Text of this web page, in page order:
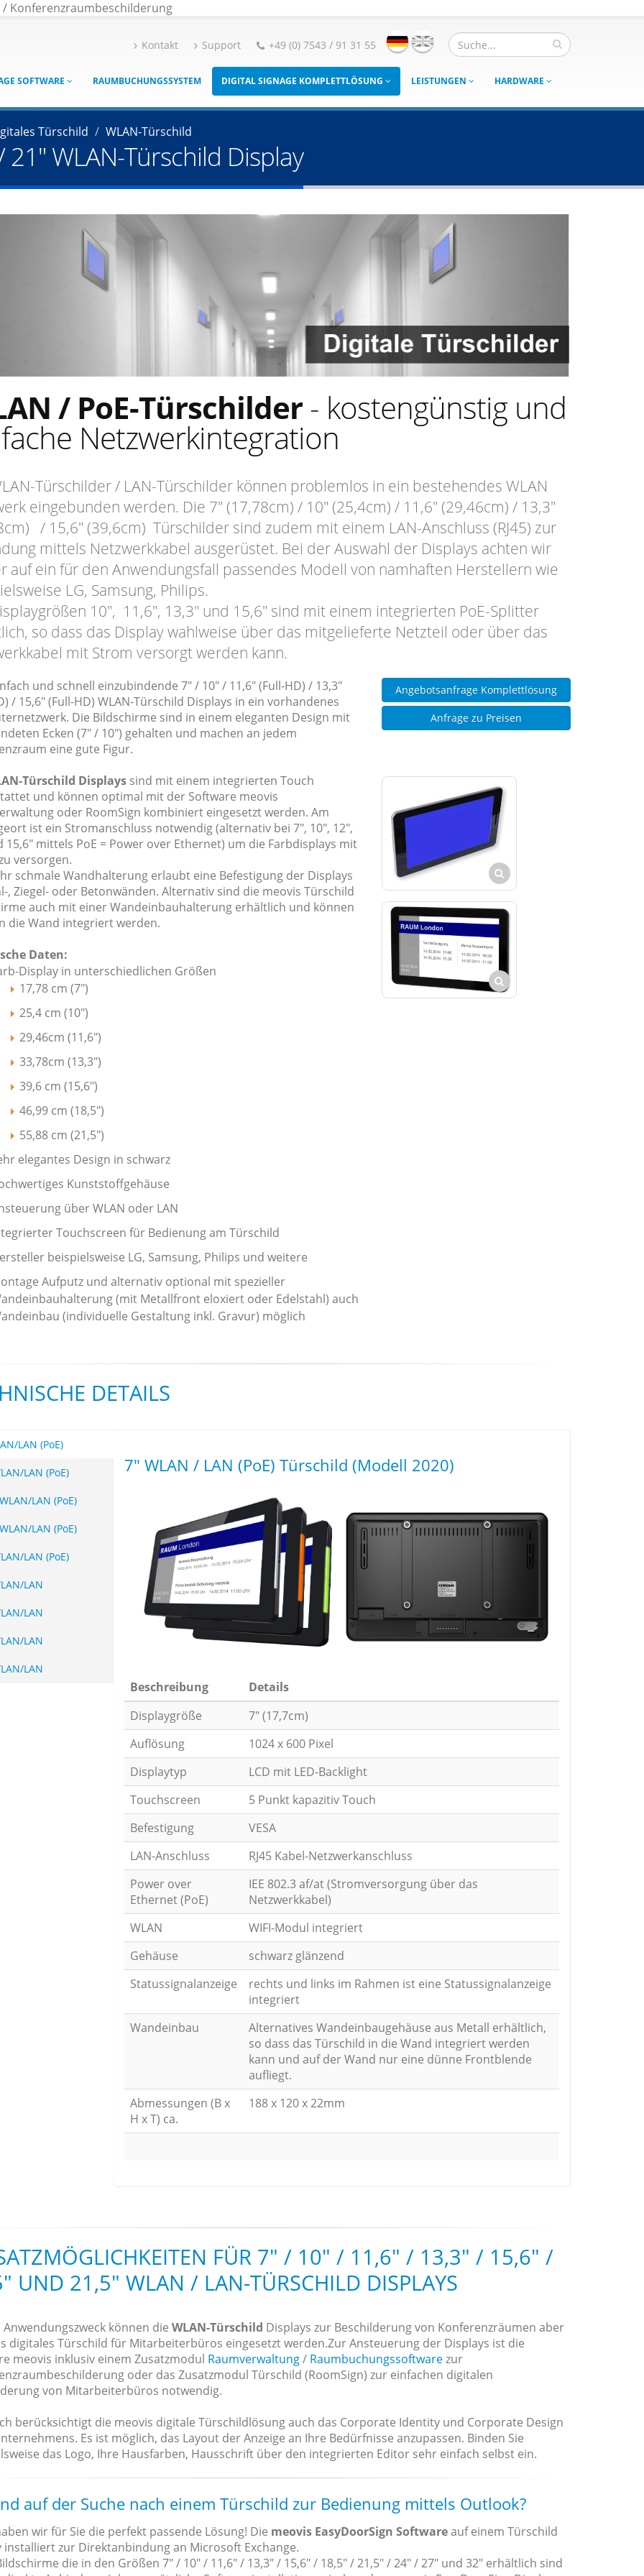
Konferenzraumbeschilderung
Kontakt Support +49 (0) 7543 / 91 31 55
SOFTWARE RAUMBUCHUNGSSYSTEM DIGITAL SIGNAGE KOMPLETTLÖSUNG LEISTUNGEN HARDWARE
Türschild WLAN-Türschild
WLAN-Türschild Display
/ PoE-Türschilder- kostengünstig und
Netzwerkintegration
Türschilder / LAN-Türschilder können problemlos in ein bestehendes WLAN
eingebunden werden. Die 7" (17,78cm) / 10" (25,4cm) / 11,6" (29,46cm) / 13,3"
/ 15,6" (39,6cm) Türschilder sind zudem mit einem LAN-Anschluss (RJ45) zur
mittels Netzwerkkabel ausgerüstet. Bei der Auswahl der Displays achten wir
auf ein für den Anwendungsfall passendes Modell von namhaften Herstellern wie
LG, Samsung, Philips.
10", 11,6", 13,3" und 15,6" sind mit einem integrierten PoE-Splitter
so dass das Display wahlweise über das mitgelieferte Netzteil oder über das
mit Strom versorgt werden kann.
und schnell einzubindende 7" / 10" / 11,6" (Full-HD) / 13,3"
/ 15,6" (Full-HD) WLAN-Türschild Displays in ein vorhandenes
Die Bildschirme sind in einem eleganten Design mit
Ecken (7" / 10") gehalten und machen an jedem
eine gute Figur.
Türschild Displayssind mit einem integrierten Touch
und können optimal mit der Software meovis
oder RoomSign kombiniert eingesetzt werden. Am
ist ein Stromanschluss notwendig (alternativ bei 7", 10", 12",
15,6" mittels PoE = Power over Ethernet) um die Farbdisplays mit
versorgen.
schmale Wandhalterung erlaubt eine Befestigung der Displays
, Ziegel- oder Betonwänden. Alternativ sind die meovis Türschild
auch mit einer Wandeinbauhalterung erhältlich und können
die Wand integriert werden.
Daten:
Display in unterschiedlichen Größen
17,78 cm (7")
25,4 cm (10")
29,46cm (11,6")
33,78cm (13,3")
39,6 cm (15,6")
46,99 cm (18,5")
55,88 cm (21,5")
elegantes Design in schwarz
Kunststoffgehäuse
über WLAN oder LAN
Touchscreen für Bedienung am Türschild
beispielsweise LG, Samsung, Philips und weitere
Aufputz und alternativ optional mit spezieller
(mit Metallfront eloxiert oder Edelstahl) auch
(individuelle Gestaltung inkl. Gravur) möglich
Angebotsanfrage Komplettlösung
Anfrage zu Preisen
DETAILS
LAN (PoE)
LAN (PoE)
LAN (PoE)
LAN (PoE)
LAN (PoE)
LAN
LAN
LAN
LAN
7" WLAN / LAN (PoE) Türschild (Modell 2020)
Beschreibung
Details
Displaygröße
7" (17,7cm)
Auflösung
1024 x 600 Pixel
Displaytyp
LCD mit LED-Backlight
Touchscreen
5 Punkt kapazitiv Touch
Befestigung
VESA
LAN-Anschluss
RJ45 Kabel-Netzwerkanschluss
Power over
Ethernet (PoE)
IEE 802.3 af/at (Stromversorgung über das
Netzwerkkabel)
WLAN
WIFI-Modul integriert
Gehäuse
schwarz glänzend
Statussignalanzeige
rechts und links im Rahmen ist eine Statussignalanzeige
integriert
Wandeinbau
Alternatives Wandeinbaugehäuse aus Metall erhältlich,
so dass das Türschild in die Wand integriert werden
kann und auf der Wand nur eine dünne Frontblende
aufliegt.
Abmessungen (B x
H x T) ca.
188 x 120 x 22mm
FÜR 7" / 10" / 11,6" / 13,3" / 15,6" /
UND 21,5" WLAN / LAN-TÜRSCHILD DISPLAYS
Anwendungszweck können die WLAN-Türschild Displays zur Beschilderung von Konferenzräumen aber
digitales Türschild für Mitarbeiterbüros eingesetzt werden.Zur Ansteuerung der Displays ist die
meovis inklusiv einem Zusatzmodul Raumverwaltung/ Raumbuchungssoftwarezur
oder das Zusatzmodul Türschild (RoomSign) zur einfachen digitalen
von Mitarbeiterbüros notwendig.
berücksichtigt die meovis digitale Türschildlösung auch das Corporate Identity und Corporate Design
Es ist möglich, das Layout der Anzeige an Ihre Bedürfnisse anzupassen. Binden Sie
das Logo, Ihre Hausfarben, Hausschrift über den integrierten Editor sehr einfach selbst ein.
auf der Suche nach einem Türschild zur Bedienung mittels Outlook?
wir für Sie die perfekt passende Lösung! Die meovis EasyDoorSign Softwareauf einem Türschild
installiert zur Direktanbindung an Microsoft Exchange.
die in den Größen 7" / 10" / 11,6" / 13,3" / 15,6" / 18,5" / 21,5" / 24" / 27" und 32" erhältlich sind